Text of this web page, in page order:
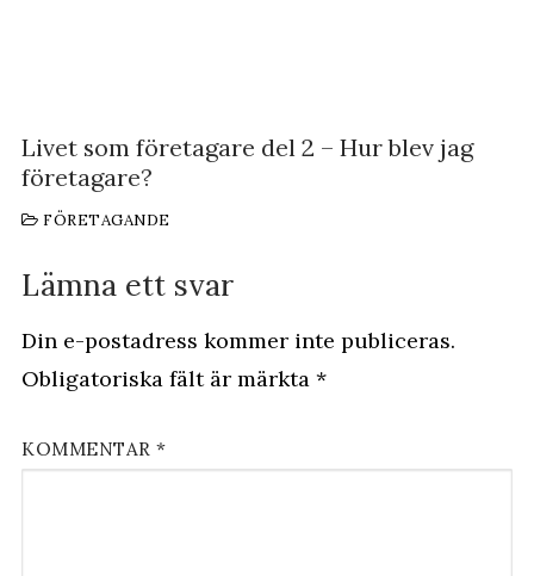
Livet som företagare del 2 – Hur blev jag
företagare?
FÖRETAGANDE
Lämna ett svar
Din e-postadress kommer inte publiceras.
Obligatoriska fält är märkta *
KOMMENTAR *